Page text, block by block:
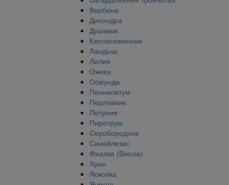
Вербена
Дихондра
Душевик
Каплесеменник
Ландыш
Лилия
Ожика
Осмунда
Пеннисетум
Перловник
Петуния
Пиретрум
Серобородник
Синейлезис
Фиалка (Виола)
Хрен
Ясколка